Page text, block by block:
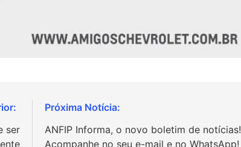
ser
ANFIP Informa, o novo boletim de notícias!
Acompanhe no seu e-mail e no WhatsApp!